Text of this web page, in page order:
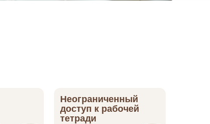
Неограниченный
доступ к рабочей
тетради